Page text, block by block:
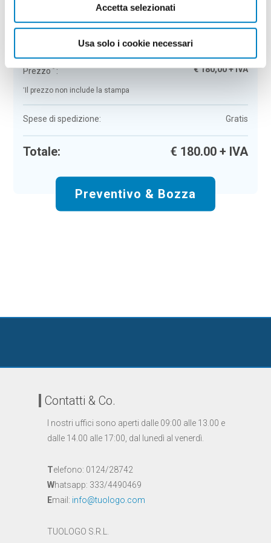
Accetta selezionati
Usa solo i cookie necessari
Astuccio in feltro Zena
Prezzo*: €180,00+ IVA
* Il prezzo non include la stampa
Spese di spedizione: Gratis
Totale: € 180.00+ IVA
Preventivo & Bozza
Contatti & Co.
I nostri uffici sono aperti dalle 09:00 alle 13.00 e
dalle 14.00 alle 17:00, dal lunedì al venerdì.
Telefono: 0124/28742
Whatsapp: 333/4490469
Email: info@tuologo.com
TUOLOGO S.R.L.